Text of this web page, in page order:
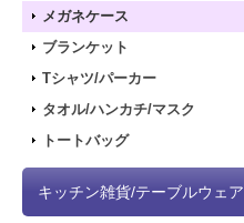
メガネケース
ブランケット
Tシャツ/パーカー
タオル/ハンカチ/マスク
トートバッグ
キッチン雑貨/テーブルウェア